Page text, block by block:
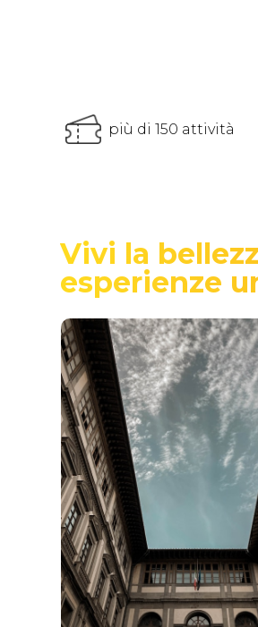
più di 150 attività
Vivi la
esperienze